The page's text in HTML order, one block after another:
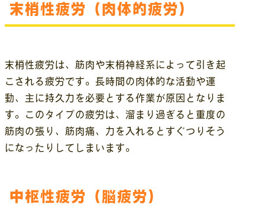
末梢性疲労（肉体的疲労）
末梢性疲労は、筋肉や末梢神経系によって引き起
こされる疲労です。長時間の肉体的な活動や運
動、主に持久力を必要とする作業が原因となりま
す。このタイプの疲労は、溜まり過ぎると重度の
筋肉の張り、筋肉痛、力を入れるとすぐつりそう
になったりしてしまいます。
中枢性疲労（脳疲労）